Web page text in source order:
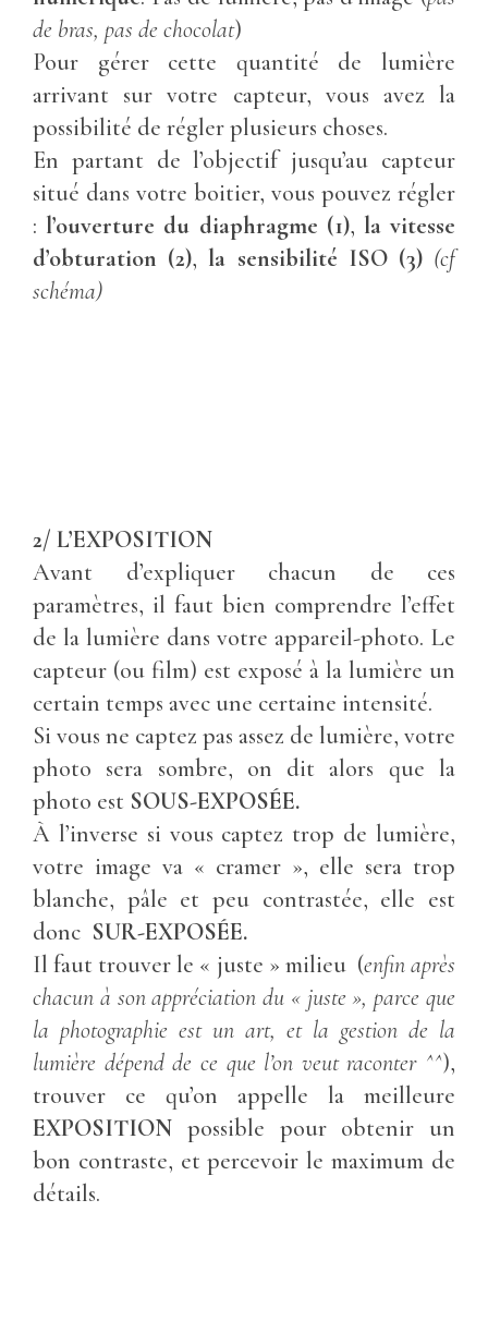
de bras, pas de chocolat)
Pour gérer cette quantité de lumière
arrivant sur votre capteur, vous avez la
possibilité de régler plusieurs choses.
En partant de l’objectif jusqu’au capteur
situé dans votre boitier, vous pouvez régler
: l’ouverture du diaphragme (1), la vitesse
d’obturation (2), la sensibilité ISO (3)(cf
schéma)
2/ L’EXPOSITION
Avant d’expliquer chacun de ces
paramètres, il faut bien comprendre l’effet
de la lumière dans votre appareil-photo. Le
capteur (ou film) est exposé à la lumière un
certain temps avec une certaine intensité.
Si vous ne captez pas assez de lumière, votre
photo sera sombre, on dit alors que la
photo est SOUS-EXPOSÉE.
À l’inverse si vous captez trop de lumière,
votre image va « cramer », elle sera trop
blanche, pâle et peu contrastée, elle est
donc SUR-EXPOSÉE.
Il faut trouver le « juste » milieu (enfin après
chacun à son appréciation du « juste », parce que
la photographie est un art, et la gestion de la
lumière dépend de ce que l’on veut raconter ^^),
trouver ce qu’on appelle la meilleure
EXPOSITION possible pour obtenir un
bon contraste, et percevoir le maximum de
détails.